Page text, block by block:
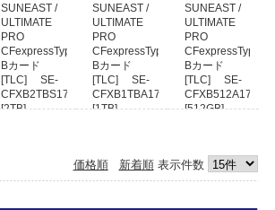
SUNEAST /
ULTIMATE
PRO
CFexpressType
Bカード
[TLC] SE-
CFXB2TBS1700
[2TB]
SUNEAST /
ULTIMATE
PRO
CFexpressType
Bカード
[TLC] SE-
CFXB1TBA1700
[1TB]
SUNEAST /
ULTIMATE
PRO
CFexpressType
Bカード
[TLC] SE-
CFXB512A1700
[512GB]
(税込)
価格順 新着順表示件数